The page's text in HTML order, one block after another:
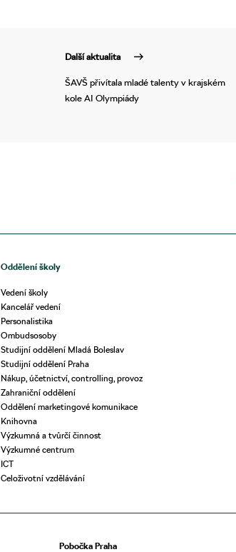
Další aktualita
ŠAVŠ přivítala mladé talenty v krajském
kole AI Olympiády
Oddělení školy
Vedení školy
Kancelář vedení
Personalistika
Ombudsosoby
Studijní oddělení Mladá Boleslav
Studijní oddělení Praha
Nákup, účetnictví, controlling, provoz
Zahraniční oddělení
Oddělení marketingové komunikace
Knihovna
Výzkumná a tvůrčí činnost
Výzkumné centrum
ICT
Celoživotní vzdělávání
Pobočka Praha